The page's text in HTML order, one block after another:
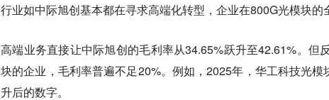
行业如中际旭创基本都在寻求高端化转型，企业在800G光模块的
高端业务直接让中际旭创的毛利率从34.65%跃升至42.61%。但
块的企业，毛利率普遍不足20%。例如，2025年，华工科技光
升后的数字。